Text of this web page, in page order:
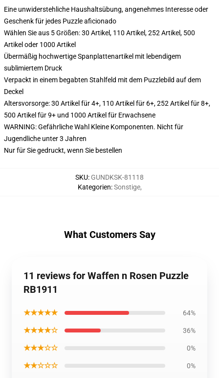
Eine unwiderstehliche Haushaltsübung, angenehmes Interesse oder
Geschenk für jedes Puzzle aficionado
Wählen Sie aus 5 Größen: 30 Artikel, 110 Artikel, 252 Artikel, 500
Artikel oder 1000 Artikel
Übermäßig hochwertige Spanplattenartikel mit lebendigem
sublimiertem Druck
Verpackt in einem begabten Stahlfeld mit dem Puzzlebild auf dem
Deckel
Altersvorsorge: 30 Artikel für 4+, 110 Artikel für 6+, 252 Artikel für 8+,
500 Artikel für 9+ und 1000 Artikel für Erwachsene
WARNING: Gefährliche Wahl Kleine Komponenten. Nicht für
Jugendliche unter 3 Jahren
Nur für Sie gedruckt, wenn Sie bestellen
SKU: GUNDKSK-81118
Kategorien:Sonstige,
What Customers Say
11 reviews for Waffen n Rosen Puzzle
RB1911
★★★★★ 64%
★★★★☆ 36%
★★★☆☆ 0%
★★☆☆☆ 0%